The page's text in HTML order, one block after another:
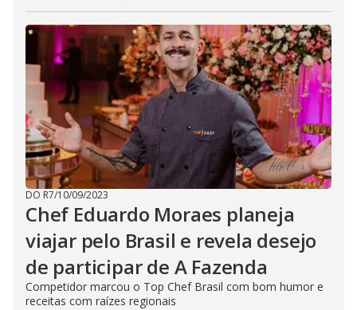
DO R7/10/09/2023
Chef Eduardo Moraes planeja
viajar pelo Brasil e revela desejo
de participar de A Fazenda
Competidor marcou o Top Chef Brasil com bom humor e
receitas com raízes regionais